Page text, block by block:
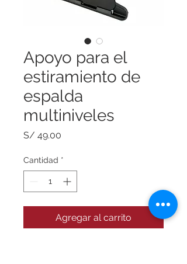
Apoyo para el
estiramiento de
espalda
multiniveles
S/ 49.00
Cantidad *
Agregar al carrito